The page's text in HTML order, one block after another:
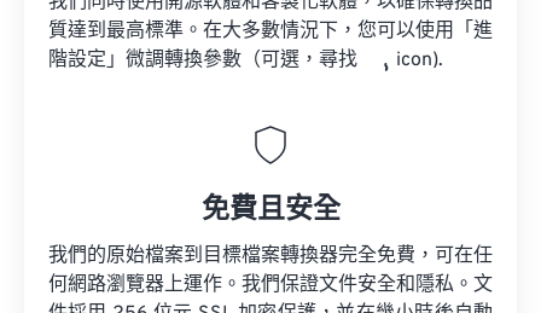
質達到最高標準。在大多數情況下，您可以使用「進
階設定」微調轉換參數（可選，尋找
icon).
免費且安全
我們的原始檔案到目標檔案轉換器完全免費，可在任
何網路瀏覽器上運作。我們保證文件安全和隱私。文